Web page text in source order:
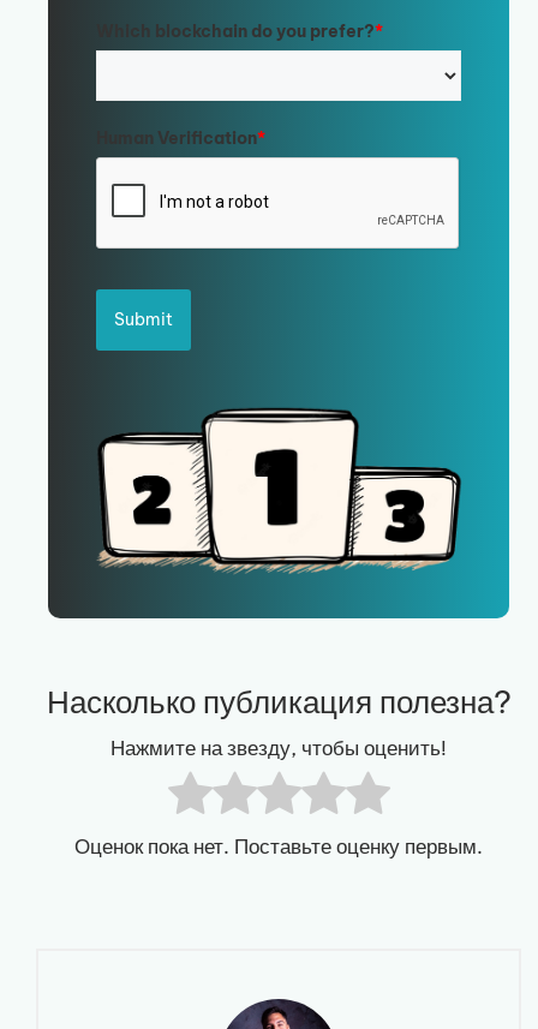
Which blockchain do you prefer?*
Human Verification*
Submit
Насколько публикация полезна?
Нажмите на звезду, чтобы оценить!
Оценок пока нет. Поставьте оценку первым.